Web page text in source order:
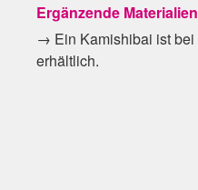
Ergänzende Materialien
→ Ein Kamishibai ist bei
erhältlich.